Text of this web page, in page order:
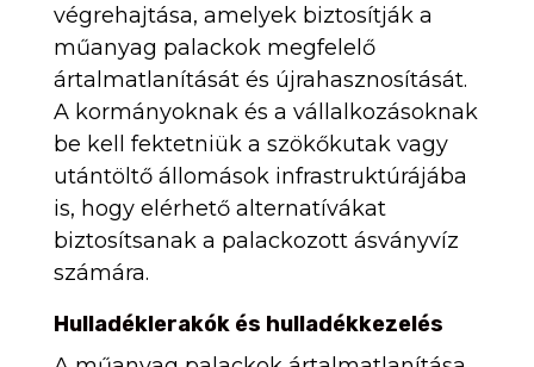
végrehajtása, amelyek biztosítják a
műanyag palackok megfelelő
ártalmatlanítását és újrahasznosítását.
A kormányoknak és a vállalkozásoknak
be kell fektetniük a szökőkutak vagy
utántöltő állomások infrastruktúrájába
is, hogy elérhető alternatívákat
biztosítsanak a palackozott ásványvíz
számára.
Hulladéklerakók és hulladékkezelés